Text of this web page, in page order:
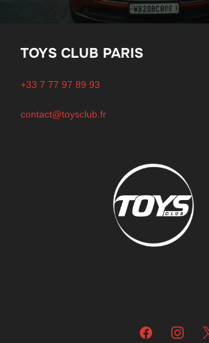
TOYS CLUB PARIS
+33 7 77 97 89 93
contact@toysclub.fr
facebookinstagram